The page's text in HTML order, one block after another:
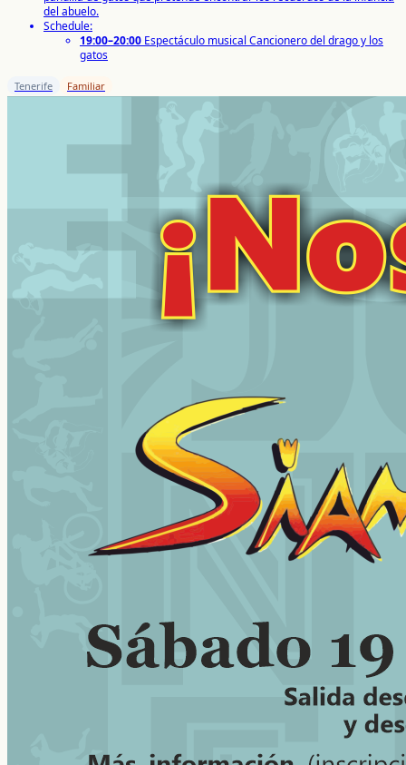
del abuelo.
Schedule:
19:00–20:00 Espectáculo musical Cancionero del drago y los
gatos
Tenerife Familiar